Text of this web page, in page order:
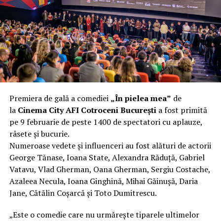
încât nu a mai putut fi pliat. Proprietarul l-a aruncat la
fier vechi a doua zi. Asta ca să fie clar de la început: nu
vorbim despre preferințe estetice, ci despre
funcționalitate reală.
Aluminiul, pe scurt: ușor,
rezistent la coroziune, dar cu
nuanțe
Aluminiul e materialul care apare primul în conversație
când cineva caută un pavilion ușor. Și pe bună dreptate.
Densitatea aluminiului e de aproximativ 2,7 g/cm³, față
de circa 7,8 g/cm³ pentru oțel. Practic, la un volum
identic, aluminiul cântărește cam o treime din greutatea
oțelului. Pentru oricine transportă, montează și
demontează frecvent o structură, diferența asta se
simte enorm.
Premiera de gală a comediei „În pielea mea” de
la Cinema City AFI Cotroceni Bucureștia fost primită
pe 9 februarie de peste 1400 de spectatori cu aplauze,
râsete și bucurie.
Numeroase vedete și influenceri au fost alături de actorii
George Tănase, Ioana State, Alexandra Răduță, Gabriel
Vatavu, Vlad Gherman, Oana Gherman, Sergiu Costache,
Azaleea Necula, Ioana Ginghină, Mihai Găinușă, Daria
Jane, Cătălin Coșarcă și Toto Dumitrescu.
„Este o comedie care nu urmărește tiparele ultimelor